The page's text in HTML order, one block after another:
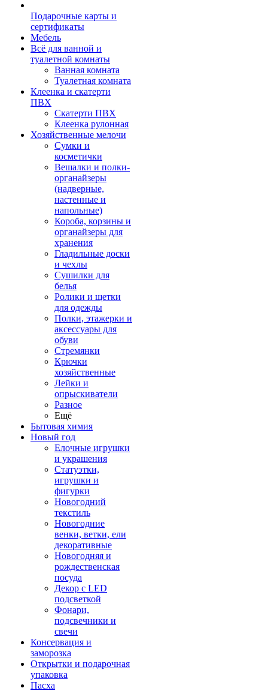
Подарочные карты и
сертификаты
Мебель
Всё для ванной и
туалетной комнаты
Ванная комната
Туалетная комната
Клеенка и скатерти
ПВХ
Скатерти ПВХ
Клеенка рулонная
Хозяйственные мелочи
Сумки и
косметички
Вешалки и полки-
органайзеры
(надверные,
настенные и
напольные)
Короба, корзины и
органайзеры для
хранения
Гладильные доски
и чехлы
Сушилки для
белья
Ролики и щетки
для одежды
Полки, этажерки и
аксессуары для
обуви
Стремянки
Крючки
хозяйственные
Лейки и
опрыскиватели
Разное
Ещё
Бытовая химия
Новый год
Елочные игрушки
и украшения
Статуэтки,
игрушки и
фигурки
Новогодний
текстиль
Новогодние
венки, ветки, ели
декоративные
Новогодняя и
рождественская
посуда
Декор с LED
подсветкой
Фонари,
подсвечники и
свечи
Консервация и
заморозка
Открытки и подарочная
упаковка
Пасха